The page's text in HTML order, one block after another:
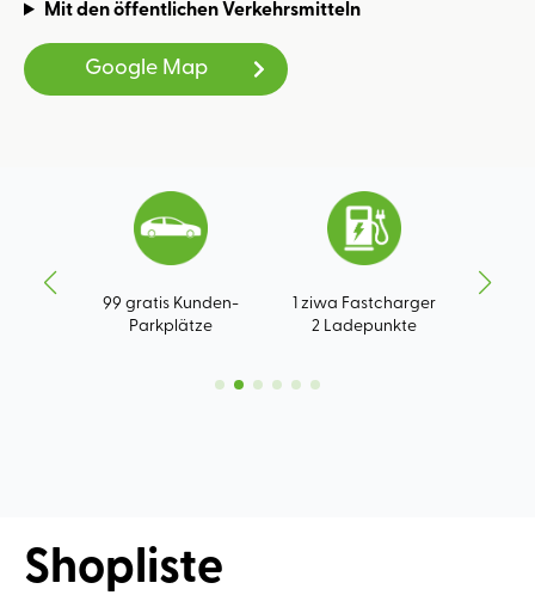
Mit den öffentlichen Verkehrsmitteln
Google Map
99 gratis Kunden-
Parkplätze
1 ziwa Fastcharger
2 Ladepunkte
Shopliste